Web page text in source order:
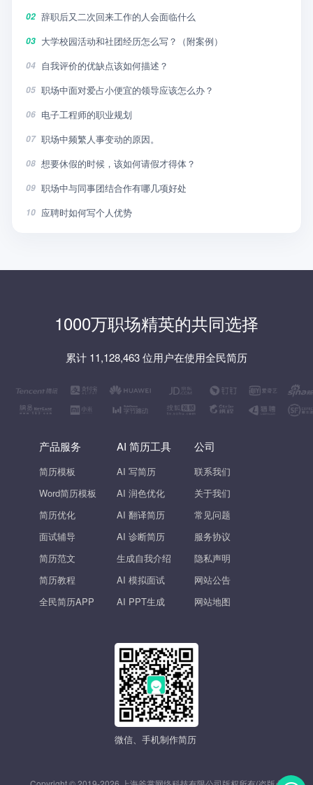
02 辞职后又二次回来工作的人会面临什么
03 大学校园活动和社团经历怎么写？（附案例）
04 自我评价的优缺点该如何描述？
05 职场中面对爱占小便宜的领导应该怎么办？
06 电子工程师的职业规划
07 职场中频繁人事变动的原因。
08 想要休假的时候，该如何请假才得体？
09 职场中与同事团结合作有哪几项好处
10 应聘时如何写个人优势
1000万职场精英的共同选择
累计 11,128,463 位用户在使用全民简历
产品服务
简历模板
Word简历模板
简历优化
面试辅导
简历范文
简历教程
全民简历APP
AI 简历工具
AI 写简历
AI 润色优化
AI 翻译简历
AI 诊断简历
生成自我介绍
AI 模拟面试
AI PPT生成
公司
联系我们
关于我们
常见问题
服务协议
隐私声明
网站公告
网站地图
微信、手机制作简历